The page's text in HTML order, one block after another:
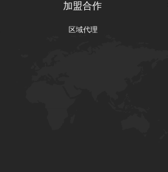
区域代理
加盟合作